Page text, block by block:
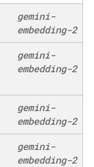
gemini-
embedding-2
gemini-
embedding-2
gemini-
embedding-2
gemini-
embedding-2